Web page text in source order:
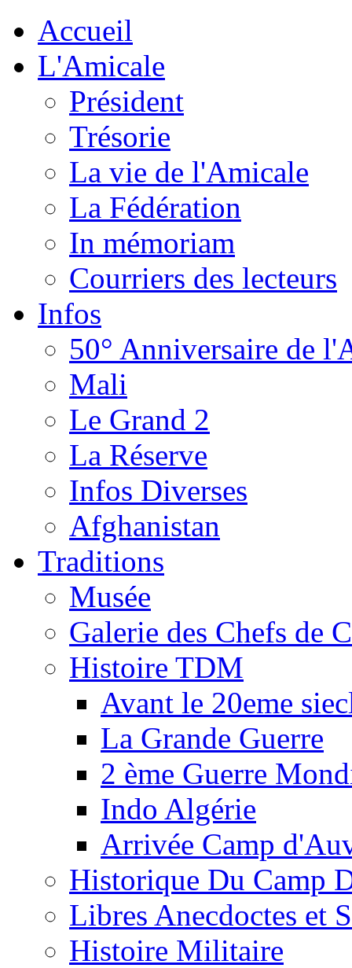
Accueil
L'Amicale
Président
Trésorie
La vie de l'Amicale
La Fédération
In mémoriam
Courriers des lecteurs
Infos
50° Anniversaire de
Mali
Le Grand 2
La Réserve
Infos Diverses
Afghanistan
Traditions
Musée
Galerie des Chefs de
Histoire TDM
Avant le 20eme
La Grande Guerre
2 ème Guerre
Indo Algérie
Arrivée Camp
Historique Du Camp
Libres Anecdoctes et
Histoire Militaire